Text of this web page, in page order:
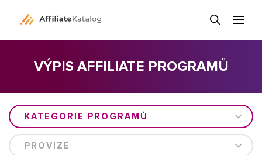
VÝPIS AFFILIATE PROGRAMŮ
KATEGORIE PROGRAMŮ
PROVIZE